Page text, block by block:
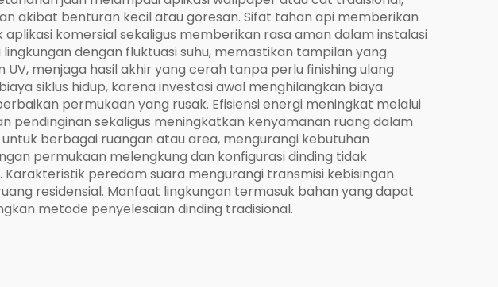
akibat benturan kecil atau goresan. Sifat tahan api memberikan
komersial sekaligus memberikan rasa aman dalam instalasi
dengan fluktuasi suhu, memastikan tampilan yang
menjaga hasil akhir yang cerah tanpa perlu finishing ulang
siklus hidup, karena investasi awal menghilangkan biaya
permukaan yang rusak. Efisiensi energi meningkat melalui
pendinginan sekaligus meningkatkan kenyamanan ruang dalam
berbagai ruangan atau area, mengurangi kebutuhan
permukaan melengkung dan konfigurasi dinding tidak
peredam suara mengurangi transmisi kebisingan
residensial. Manfaat lingkungan termasuk bahan yang dapat
metode penyelesaian dinding tradisional.